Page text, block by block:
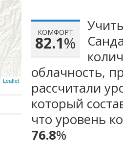
Leaflet
КОМФОРТ
82.1%
облачность,
рассчитали
который
что уровень
76.8%